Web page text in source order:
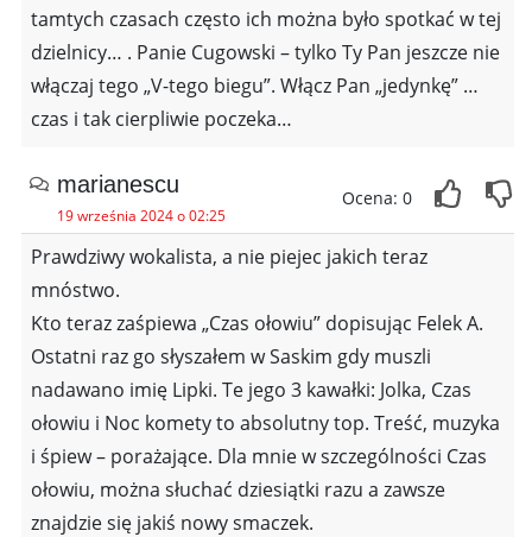
tamtych czasach często ich można było spotkać w tej
dzielnicy… . Panie Cugowski – tylko Ty Pan jeszcze nie
włączaj tego „V-tego biegu”. Włącz Pan „jedynkę” …
czas i tak cierpliwie poczeka…
marianescu
19 września 2024 o 02:25
Ocena: 0
Prawdziwy wokalista, a nie piejec jakich teraz
mnóstwo.
Kto teraz zaśpiewa „Czas ołowiu” dopisując Felek A.
Ostatni raz go słyszałem w Saskim gdy muszli
nadawano imię Lipki. Te jego 3 kawałki: Jolka, Czas
ołowiu i Noc komety to absolutny top. Treść, muzyka
i śpiew – porażające. Dla mnie w szczególności Czas
ołowiu, można słuchać dziesiątki razu a zawsze
znajdzie się jakiś nowy smaczek.